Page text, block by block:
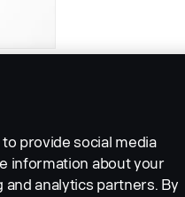
provide social media
information about your
analytics partners. By